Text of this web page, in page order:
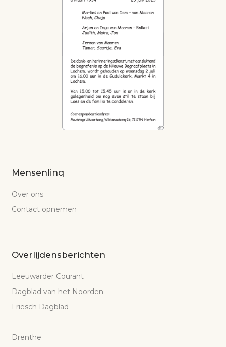
Mensenlinq
Over ons
Contact opnemen
Overlijdensberichten
Leeuwarder Courant
Dagblad van het Noorden
Friesch Dagblad
Drenthe